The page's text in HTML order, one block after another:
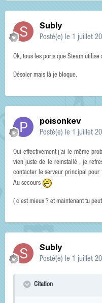
Subly
Posté(e) le 1 juillet
Ok, tous les ports que Steam utilise
Désoler mais là je bloque.
poisonkev
Posté(e) le 1 juillet
Oui effectivement j'ai le même
vien juste de le reinstallé , je
contacter le serveur principal
Au secours
( c'est mieux ? et maintenant tu
Subly
Posté(e) le 1 juillet
Citation